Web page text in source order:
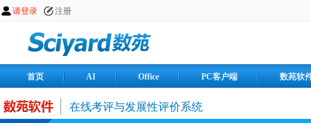
首页 AI Office PC客户端 数苑软
在线考评与发展性评价系统